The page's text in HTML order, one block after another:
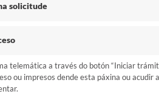
solicitude
telemática a través do botón “Iniciar
ou impresos dende esta páxina ou